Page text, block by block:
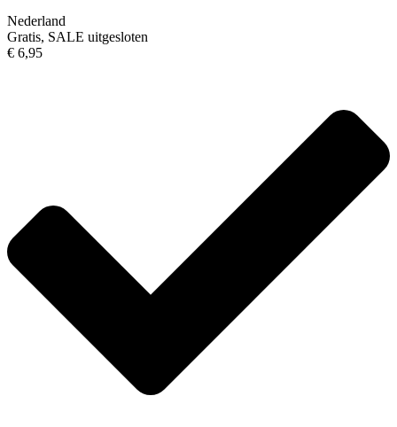
Nederland
Gratis, SALE uitgesloten
€ 6,95